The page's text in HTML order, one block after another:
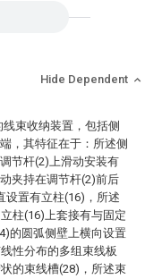
Hide Dependent
束收纳装置，包括侧
，其特征在于：所述侧
节杆(2)上滑动安装有
夹持在调节杆(2)前后
设置有立柱(16)，所述
柱(16)上套接有与固定
的圆弧侧壁上横向设置
性分布的多组束线板
的束线槽(28)，所述束